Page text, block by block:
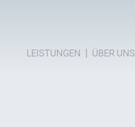
LEISTUNGEN ÜBER UNS